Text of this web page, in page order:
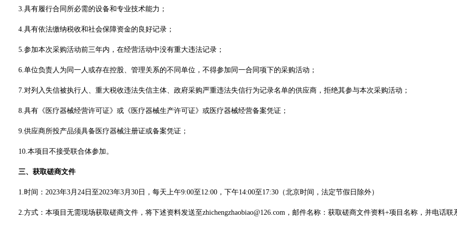
3.具有履行合同所必需的设备和专业技术能力；
4.具有依法缴纳税收和社会保障资金的良好记录；
5.参加本次采购活动前三年内，在经营活动中没有重大违法记录；
6.单位负责人为同一人或存在控股、管理关系的不同单位，不得参加同一合同项下的采购活动；
7.对列入失信被执行人、重大税收违法失信主体、 政府采购严重违法失信行为记录名单的供应商 ，拒绝其参与本次采购活动；
8.具有《医疗器械经营许可证》或《医疗器械生产许可证》或医疗器械经营备案凭证 ；
9.供应商所投产品须具备医疗器械注册证或备案凭证；
10.本项目不接受联合体参加。
三、获取磋商文件
1.时间：2023年3月 24 日至2023年3月 30 日，每天上午9:00至12:00，下午14:00至17:30（北京时间，法定节假日除外）
2.方式：本项目无需现场获取磋商文件 ，将下述资料发送至zhichengzhaobiao@126.com，邮件名称：获取磋商文件资料+项目名称，并电话联